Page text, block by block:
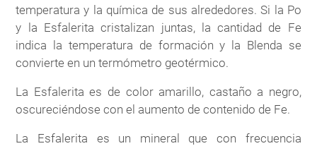
temperatura y la química de sus alrededores. Si la Po
y la Esfalerita cristalizan juntas, la cantidad de Fe
indica la temperatura de formación y la Blenda se
convierte en un termómetro geotérmico.
La Esfalerita es de color amarillo, castaño a negro,
oscureciéndose con el aumento de contenido de Fe.
La Esfalerita es un mineral que con frecuencia